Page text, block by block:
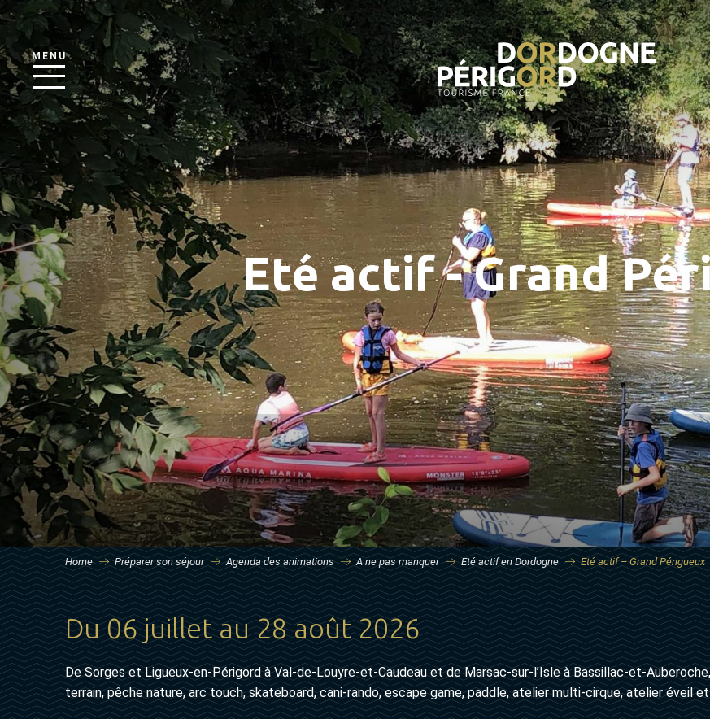
MENU
Eté actif - Grand
Home Préparer son séjour Agenda des animations A ne pas manquer Eté actif en Dordogne Eté actif – Grand Périgueux
Du 06 juillet au 28 août 2026
De Sorges et Ligueux-en-Périgord à Val-de-Louyre-et-Caudeau et de Marsac-sur-l’Isle à Bassillac-et-
terrain, pêche nature, arc touch, skateboard, cani-rando, escape game, paddle, atelier multi-cirque, atelier éveil